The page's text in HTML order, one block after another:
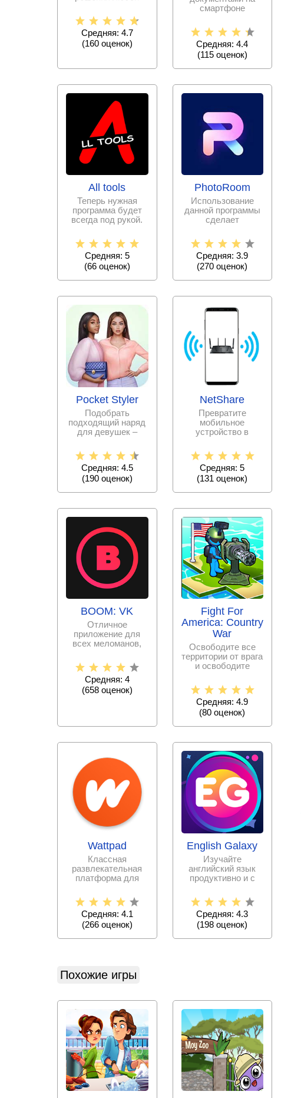
задачи с
пошаговыми
Средняя: 4.7
(160оценок)
смартфоне
проще с набором
офисных программ,
Средняя: 4.4
(115оценок)
All tools
Теперь нужная
программа будет
всегда под рукой.
скачивать тысячи
Средняя: 5
(66оценок)
PhotoRoom
Использование
данной программы
сделает
фотографий
простым и
Средняя: 3.9
(270 оценок)
Pocket Styler
Подобрать
подходящий наряд
для девушек –
непростое.
Испытайте свои
силы в
Средняя: 4.5
(190оценок)
NetShare
Превратите
мобильное
устройство в
с раздачей Wi fi
соединения.
Средняя: 5
(131 оценок)
BOOM: VK
Отличное
приложение для
всех меломанов,
популярной
социальной сети
Средняя: 4
(658оценок)
Fight For
America: Country
War
Освободите все
территории от врага
и освободите
готовы к тому, что
Средняя: 4.9
(80 оценок)
Wattpad
Классная
развлекательная
платформа для
любителей
почитать истории и
Средняя: 4.1
(266оценок)
English Galaxy
Изучайте
английский язык
продуктивно и с
на репетиторов и
курсы
Средняя: 4.3
(198 оценок)
Похожие игры